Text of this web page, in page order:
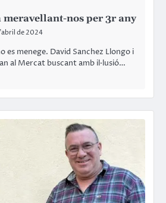
meravellant-nos per 3r any
de 2024
es menege. David Sanchez Llongo i
al Mercat buscant amb il·lusió…